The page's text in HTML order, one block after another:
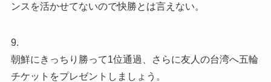
ンスを活かせてないので快勝とは言えない。
9.
朝鮮にきっちり勝って1位通過、さらに友人の台湾へ五輪
チケットをプレゼントしましょう。